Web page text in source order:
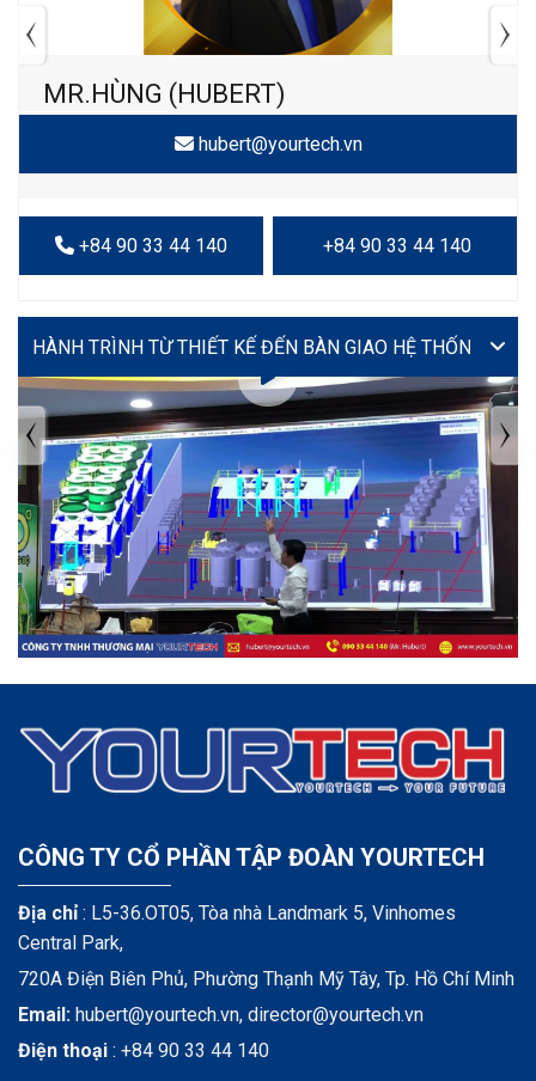
MR.HÙNG (HUBERT)
hubert@yourtech.vn
+84 90 33 44 140 +84 90 33 44 140
VIDEO
TIN TỨC MỚI NHẤT
Tuyển dụng: Nhân viên KẾ TOÁN
CÔNG TY CỔ PHẦN TẬP ĐOÀN YOURTECH
Địa chỉ: L5-36.OT05, Tòa nhà Landmark 5, Vinhomes
Central Park,
720A Điện Biên Phủ, Phường Thạnh Mỹ Tây, Tp. Hồ Chí Minh
Email: hubert@yourtech.vn, director@yourtech.vn
Điện thoại : +84 90 33 44 140